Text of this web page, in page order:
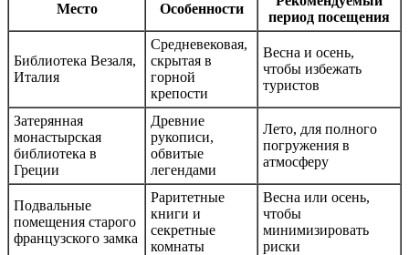
Место Особенности
период посещения
Библиотека Везаля,
Италия
Средневековая,
скрытая в
горной
крепости
Весна и осень,
чтобы избежать
туристов
Затерянная
монастырская
библиотека в
Греции
Древние
рукописи,
обвитые
легендами
Лето, для полного
погружения в
атмосферу
Подвальные
помещения старого
французского замка
Раритетные
книги и
секретные
комнаты
Весна или осень,
чтобы
минимизировать
риски